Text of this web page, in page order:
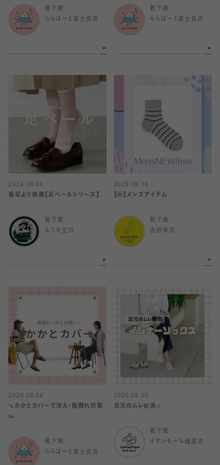
靴下屋
ららぽーと富士見店
靴下屋
ららぽーと富士見店
2026.08.06
素足より快適【足ベールシリーズ】
靴下屋
ルミネ立川
2026.08.06
【🆕】メンズアイテム
靴下屋
吉祥寺店
2026.08.06
🩴かかとカバーで冷え・靴擦れ対策
👟
靴下屋
ららぽーと富士見店
2026.08.05
足元のムレ解消♫
靴下屋
イオンモール橿原店